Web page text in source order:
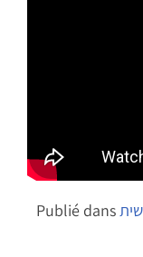
Publié dans